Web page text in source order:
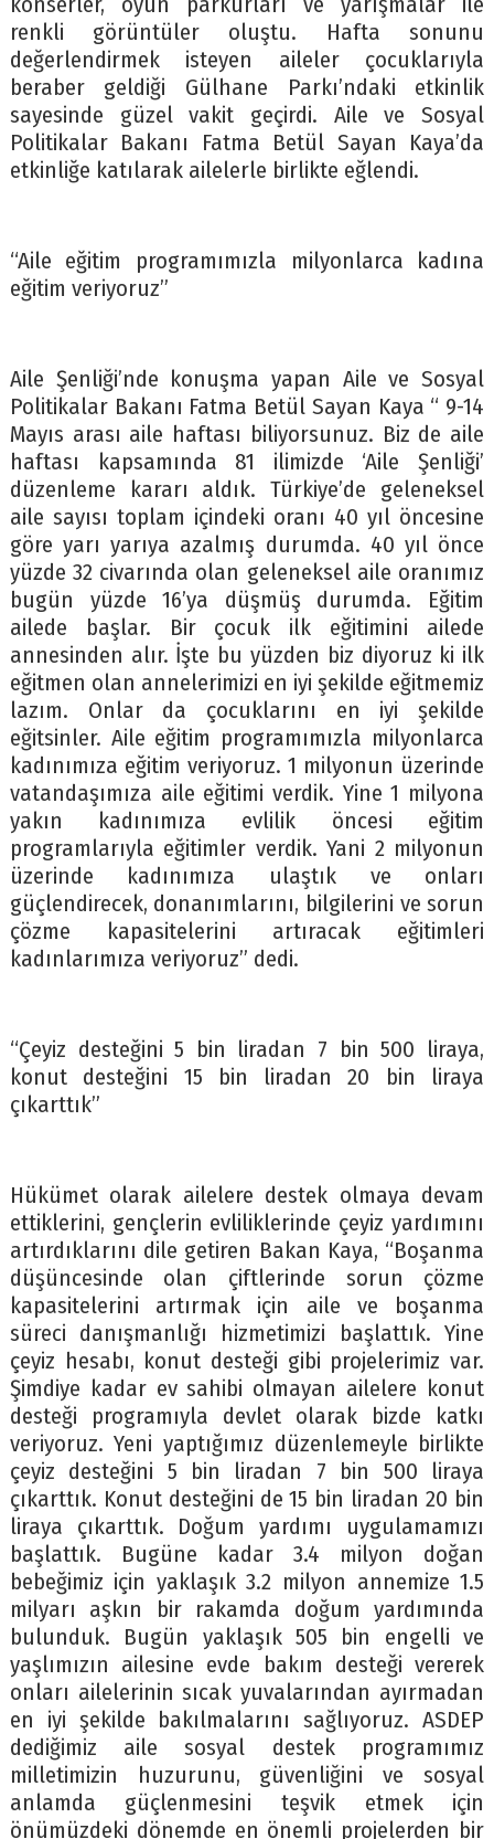
renkli görüntüler oluştu. Hafta sonunu
değerlendirmek isteyen aileler çocuklarıyla
beraber geldiği Gülhane Parkı’ndaki etkinlik
sayesinde güzel vakit geçirdi. Aile ve Sosyal
Politikalar Bakanı Fatma Betül Sayan Kaya’da
etkinliğe katılarak ailelerle birlikte eğlendi.
“Aile eğitim programımızla milyonlarca kadına
eğitim veriyoruz”
Aile Şenliği’nde konuşma yapan Aile ve Sosyal
Politikalar Bakanı Fatma Betül Sayan Kaya “ 9-14
Mayıs arası aile haftası biliyorsunuz. Biz de aile
haftası kapsamında 81 ilimizde ‘Aile Şenliği’
düzenleme kararı aldık. Türkiye’de geleneksel
aile sayısı toplam içindeki oranı 40 yıl öncesine
göre yarı yarıya azalmış durumda. 40 yıl önce
yüzde 32 civarında olan geleneksel aile oranımız
bugün yüzde 16’ya düşmüş durumda. Eğitim
ailede başlar. Bir çocuk ilk eğitimini ailede
annesinden alır. İşte bu yüzden biz diyoruz ki ilk
eğitmen olan annelerimizi en iyi şekilde eğitmemiz
lazım. Onlar da çocuklarını en iyi şekilde
eğitsinler. Aile eğitim programımızla milyonlarca
kadınımıza eğitim veriyoruz. 1 milyonun üzerinde
vatandaşımıza aile eğitimi verdik. Yine 1 milyona
yakın kadınımıza evlilik öncesi eğitim
programlarıyla eğitimler verdik. Yani 2 milyonun
üzerinde kadınımıza ulaştık ve onları
güçlendirecek, donanımlarını, bilgilerini ve sorun
çözme kapasitelerini artıracak eğitimleri
kadınlarımıza veriyoruz” dedi.
“Çeyiz desteğini 5 bin liradan 7 bin 500 liraya,
konut desteğini 15 bin liradan 20 bin liraya
çıkarttık”
Hükümet olarak ailelere destek olmaya devam
ettiklerini, gençlerin evliliklerinde çeyiz yardımını
artırdıklarını dile getiren Bakan Kaya, “Boşanma
düşüncesinde olan çiftlerinde sorun çözme
kapasitelerini artırmak için aile ve boşanma
süreci danışmanlığı hizmetimizi başlattık. Yine
çeyiz hesabı, konut desteği gibi projelerimiz var.
Şimdiye kadar ev sahibi olmayan ailelere konut
desteği programıyla devlet olarak bizde katkı
veriyoruz. Yeni yaptığımız düzenlemeyle birlikte
çeyiz desteğini 5 bin liradan 7 bin 500 liraya
çıkarttık. Konut desteğini de 15 bin liradan 20 bin
liraya çıkarttık. Doğum yardımı uygulamamızı
başlattık. Bugüne kadar 3.4 milyon doğan
bebeğimiz için yaklaşık 3.2 milyon annemize 1.5
milyarı aşkın bir rakamda doğum yardımında
bulunduk. Bugün yaklaşık 505 bin engelli ve
yaşlımızın ailesine evde bakım desteği vererek
onları ailelerinin sıcak yuvalarından ayırmadan
en iyi şekilde bakılmalarını sağlıyoruz. ASDEP
dediğimiz aile sosyal destek programımız
milletimizin huzurunu, güvenliğini ve sosyal
anlamda güçlenmesini teşvik etmek için
önümüzdeki dönemde en önemli projelerden bir